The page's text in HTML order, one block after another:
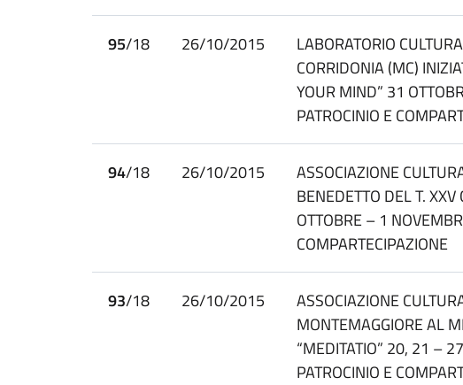
95/18 26/10/2015
LABORATORIO
CORRIDONIA (MC)
YOUR MIND” 31
PATROCINIO E
94/18 26/10/2015
ASSOCIAZIONE
BENEDETTO DEL T.
OTTOBRE – 1
COMPARTECIPAZIONE
93/18 26/10/2015
ASSOCIAZIONE
MONTEMAGGIORE AL
“MEDITATIO” 20, 21 –
PATROCINIO E